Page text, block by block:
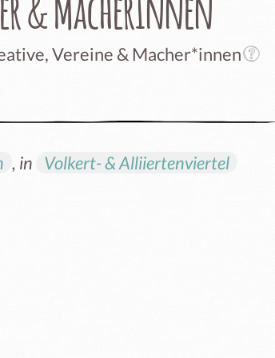
Vereine & Macher*innen
, in Volkert- & Alliiertenviertel